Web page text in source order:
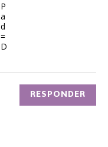
P
a
d
=
D
RESPONDER